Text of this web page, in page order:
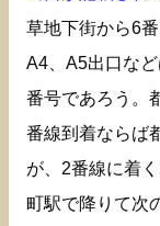
草地下街から6
A4、A5出口な
番号であろう。
番線到着ならば
が、2番線に着
町駅で降りて次